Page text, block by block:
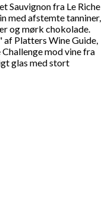
Sauvignon fra Le Riche
med afstemte tanniner,
og mørk chokolade.
af Platters Wine Guide,
mod vine fra
glas med stort